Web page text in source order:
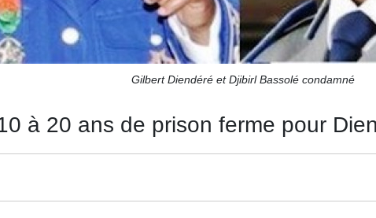
Gilbert Diendéré et Djibirl Bassolé condamné
à 20 ans de prison ferme pour